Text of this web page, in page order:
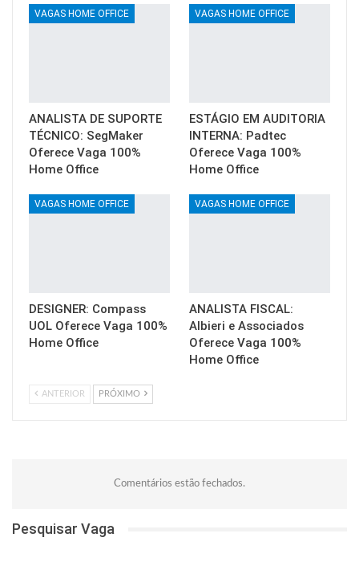
VAGAS HOME OFFICE
ANALISTA DE SUPORTE
TÉCNICO: SegMaker
Oferece Vaga 100%
Home Office
VAGAS HOME OFFICE
ESTÁGIO EM AUDITORIA
INTERNA: Padtec
Oferece Vaga 100%
Home Office
VAGAS HOME OFFICE
DESIGNER: Compass
UOL Oferece Vaga 100%
Home Office
VAGAS HOME OFFICE
ANALISTA FISCAL:
Albieri e Associados
Oferece Vaga 100%
Home Office
ANTERIOR PRÓXIMO
Comentários estão fechados.
Pesquisar Vaga